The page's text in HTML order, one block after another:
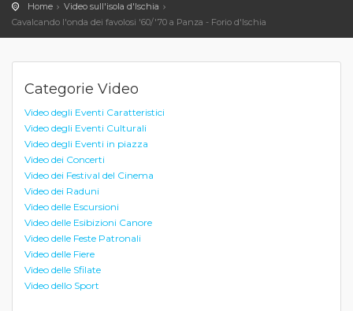
Home
Video sull'isola d'Ischia
Cavalcando l'onda dei favolosi '60/'70 a Panza - Forio d'Ischia
Categorie Video
Video degli Eventi Caratteristici
Video degli Eventi Culturali
Video degli Eventi in piazza
Video dei Concerti
Video dei Festival del Cinema
Video dei Raduni
Video delle Escursioni
Video delle Esibizioni Canore
Video delle Feste Patronali
Video delle Fiere
Video delle Sfilate
Video dello Sport